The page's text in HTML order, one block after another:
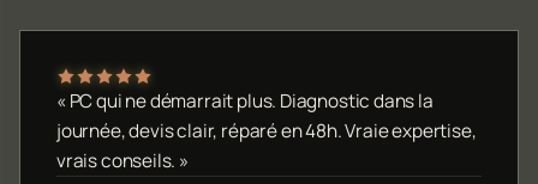
« PC qui ne démarrait plus. Diagnostic dans la
journée, devis clair, réparé en 48h. Vraie expertise,
vrais conseils. »